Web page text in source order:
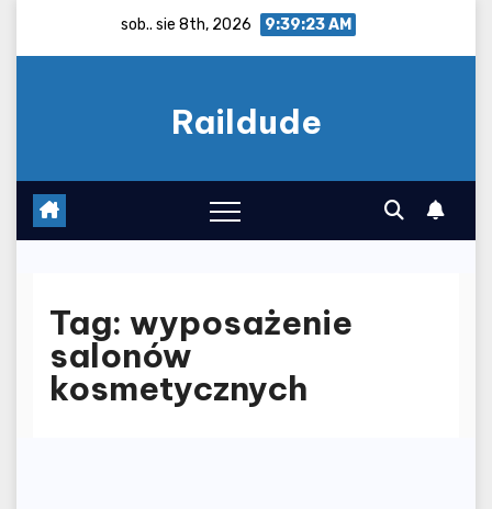
sob.. sie 8th, 2026 9:39:24 AM
Raildude
Tag: wyposażenie
salonów
kosmetycznych